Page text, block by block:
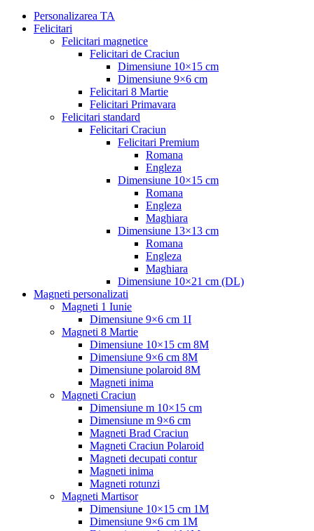
Personalizarea TA
Felicitari
Felicitari magnetice
Felicitari de Craciun
Dimensiune 10×15 cm
Dimensiune 9×6 cm
Felicitari 8 Martie
Felicitari Primavara
Felicitari standard
Felicitari Craciun
Felicitari Premium
Romana
Engleza
Dimensiune 10×15 cm
Romana
Engleza
Maghiara
Dimensiune 13×13 cm
Romana
Engleza
Maghiara
Dimensiune 10×21 cm (DL)
Magneti personalizati
Magneti 1 Iunie
Dimensiune 9×6 cm 1I
Magneti 8 Martie
Dimensiune 10×15 cm 8M
Dimensiune 9×6 cm 8M
Dimensiune polaroid 8M
Magneti inima
Magneti Craciun
Dimensiune m 10×15 cm
Dimensiune m 9×6 cm
Magneti Brad Craciun
Magneti Craciun Polaroid
Magneti decupati contur
Magneti inima
Magneti rotunzi
Magneti Martisor
Dimensiune 10×15 cm 1M
Dimensiune 9×6 cm 1M